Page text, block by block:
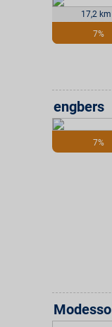
17,2 km
7%
7%
engbers